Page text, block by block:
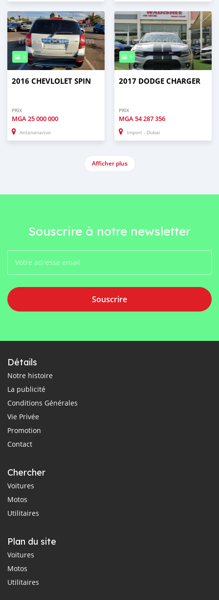
3
2016 CHEVLOLET SPIN
PRIX
MGA25 000 000
Antananarivo
9
2017 DODGE CHARGER
PRIX
MGA54 287 356
Import - Dubai
Afficher plus
Souscrire à notre newsletter
Souscrire
Détails
Notre histoire
La publicité
Conditions Générales
Vie Privée
Promotion
Contact
Chercher
Voitures
Motos
Utilitaires
Plan du site
Voitures
Motos
Utilitaires